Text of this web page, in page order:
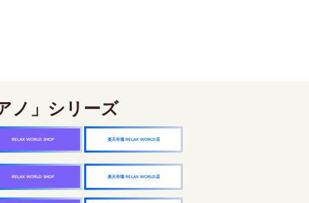
ノ」シリーズ
楽天市場 RELAX WORLD店
RELAX WORLD SHOP
楽天市場 RELAX WORLD店
RELAX WORLD SHOP